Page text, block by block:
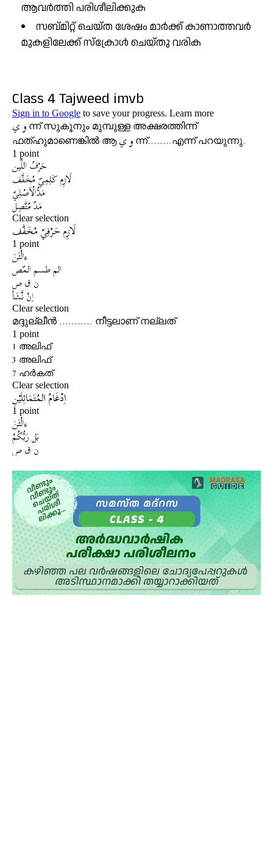
ആവർത്തി പരിശീലിക്കുക
സബ്മിറ്റ് ചെയ്ത ശേഷം മാർക്ക് കാണാത്തവർ
മുകളിലേക്ക് സ്ക്രോൾ ചെയ്തു വരിക